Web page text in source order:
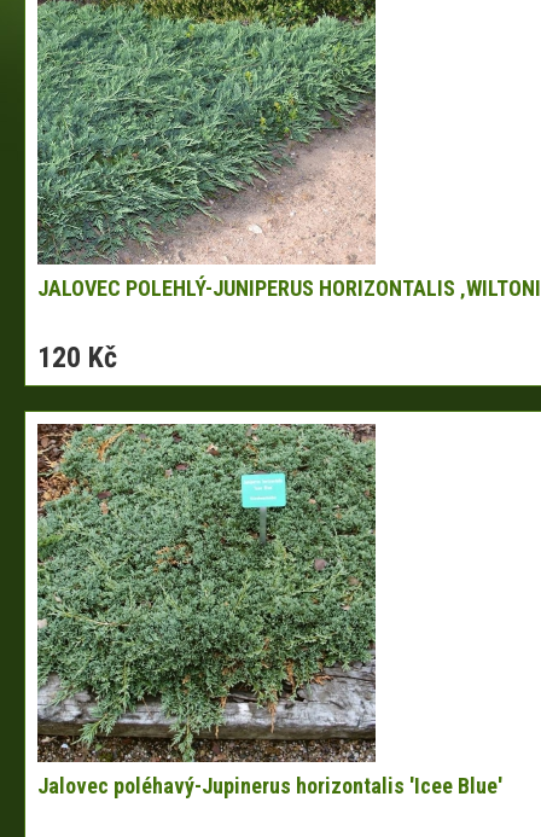
JALOVEC POLEHLÝ-JUNIPERUS HORIZONTALIS
120 Kč
Jalovec poléhavý-Jupinerus horizontalis 'Icee Blue'